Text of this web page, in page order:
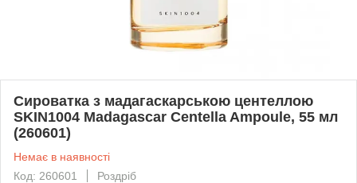
Сироватка з мадагаскарською центеллою
SKIN1004 Madagascar Centella Ampoule, 55 мл
(260601)
Немає в наявності
Код: 260601
Роздріб